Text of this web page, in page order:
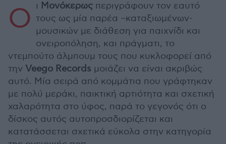
Ο ι Μονόκερως περιγράφουν τον εαυτό
τους ως μία παρέα –καταξιωμένων-
μουσικών με διάθεση για παιχνίδι και
ονειροπόληση, και πράγματι, το
ντεμπούτο άλμπουμ τους που κυκλοφορεί από
την Veego Records μοιάζει να είναι ακριβώς
αυτό. Μία σειρά από κομμάτια που γράφτηκαν
με πολύ μεράκι, παικτική αρτιότητα και σχετική
χαλαρότητα στο ύφος, παρά το γεγονός ότι ο
δίσκος αυτός αυτοπροσδιορίζεται και
κατατάσσεται σχετικά εύκολα στην κατηγορία